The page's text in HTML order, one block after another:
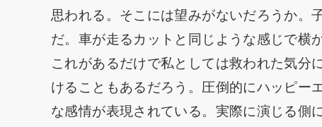
思われる。そこには望みがないだろうか。
だ。車が走るカットと同じような感じで横
これがあるだけで私としては救われた気分
けることもあるだろう。圧倒的にハッピー
な感情が表現されている。実際に演じる側